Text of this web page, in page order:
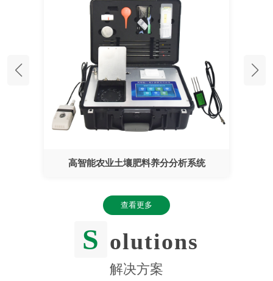
高智能农业土壤肥料养分分析系统
查看更多
S olutions
解决方案